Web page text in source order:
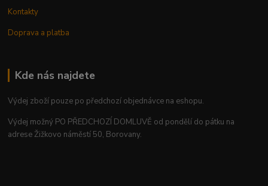
Kontakty
Doprava a platba
Kde nás najdete
Výdej zboží pouze po předchozí objednávce na eshopu.
Výdej možný PO PŘEDCHOZÍ DOMLUVĚ od pondělí do pátku na
adrese Žižkovo náměstí 50, Borovany.